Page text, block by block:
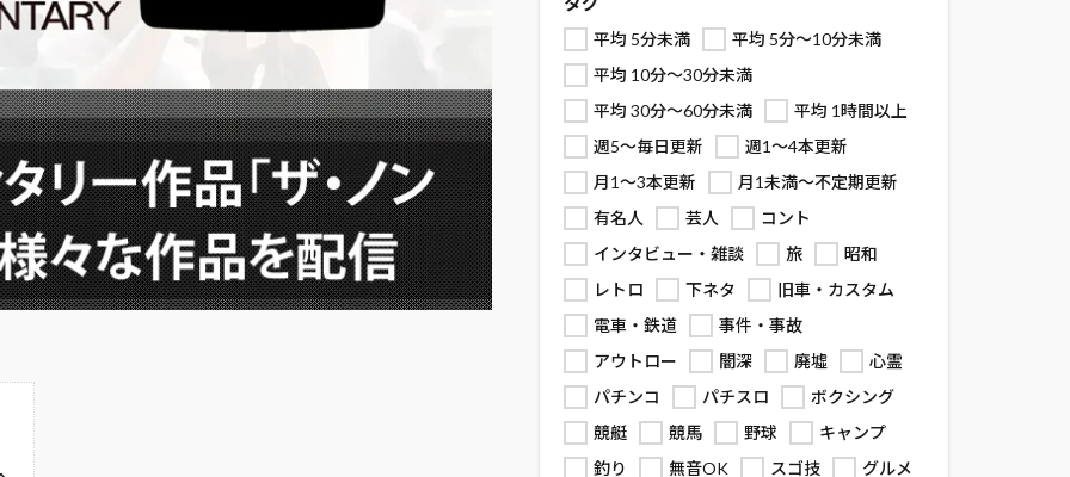
平均 5分未満
平均 5分～10分未満
平均 10分～30分未満
平均 30分～60分未満
平均 1時間以上
週5～毎日更新
週1～4本更新
月1～3本更新
月1未満～不定期更新
有名人
芸人
コント
インタビュー・雑談
旅
昭和
レトロ
下ネタ
旧車・カスタム
電車・鉄道
事件・事故
アウトロー
闇深 廃墟
心霊
パチンコ
パチスロ
ボクシング
競艇
競馬 野球
キャンプ
釣り
無音OK スゴ技 グルメ